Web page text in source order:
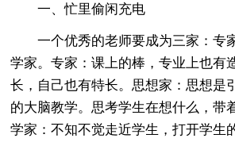
一、忙里偷闲充电
一个优秀的老师要成为三家：专
学家。专家：课上的棒，专业上也有
长，自己也有特长。思想家：思想是
的大脑教学。思考学生在想什么，带
学家：不知不觉走近学生，打开学生